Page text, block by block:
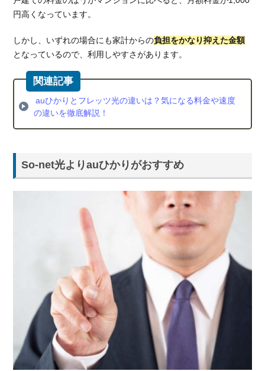
円高くなっています。
しかし、いずれの場合にも家計からの負担をかなり抑えた金額
となっているので、利用しやすさがあります。
auひかりとフレッツ光の違いは？気になる料金や速度
の違いを徹底解説！
So-net光よりauひかりがおすすめ